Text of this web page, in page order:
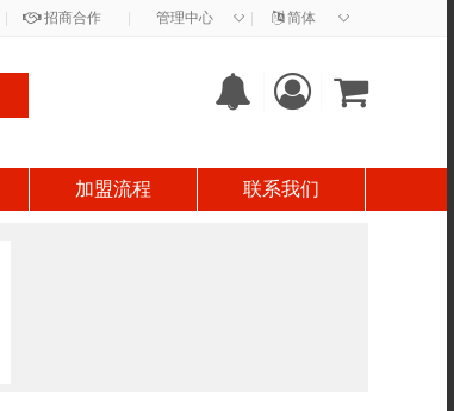
招商合作 管理中心 ◇ 简体 ◇
加盟流程 联系我们